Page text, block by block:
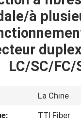
à
LC/SC/FC/
La Chine
TTI Fiber